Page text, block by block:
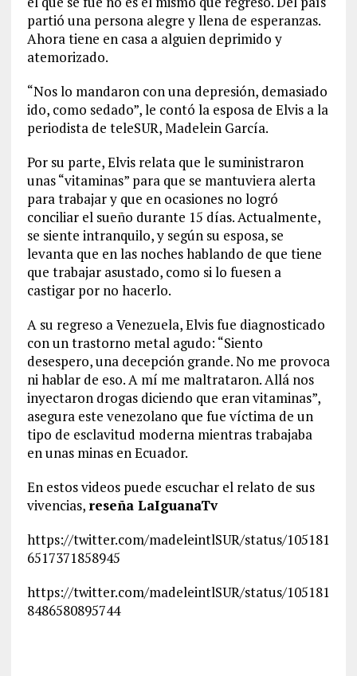
partió una persona alegre y llena de esperanzas.
Ahora tiene en casa a alguien deprimido y
atemorizado.
“Nos lo mandaron con una depresión, demasiado
ido, como sedado”, le contó la esposa de Elvis a la
periodista de teleSUR, Madelein García.
Por su parte, Elvis relata que le suministraron
unas “vitaminas” para que se mantuviera alerta
para trabajar y que en ocasiones no logró
conciliar el sueño durante 15 días. Actualmente,
se siente intranquilo, y según su esposa, se
levanta que en las noches hablando de que tiene
que trabajar asustado, como si lo fuesen a
castigar por no hacerlo.
A su regreso a Venezuela, Elvis fue diagnosticado
con un trastorno metal agudo: “Siento
desespero, una decepción grande. No me provoca
ni hablar de eso. A mí me maltrataron. Allá nos
inyectaron drogas diciendo que eran vitaminas”,
asegura este venezolano que fue víctima de un
tipo de esclavitud moderna mientras trabajaba
en unas minas en Ecuador.
En estos videos puede escuchar el relato de sus
vivencias, reseña LaIguanaTv
https://twitter.com/madeleintlSUR/status/105181
6517371858945
https://twitter.com/madeleintlSUR/status/105181
8486580895744